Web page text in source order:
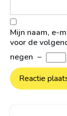
Mijn naam, e-
voor de
negen −